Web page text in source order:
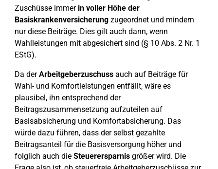
Zuschüsse immerin voller Höhe der
Basiskrankenversicherung zugeordnet und mindern
nur diese Beiträge. Dies gilt auch dann, wenn
Wahlleistungen mit abgesichert sind (§ 10 Abs. 2 Nr. 1
EStG).
Da derArbeitgeberzuschuss auch auf Beiträge für
Wahl- und Komfortleistungen entfällt, wäre es
plausibel, ihn entsprechend der
Beitragszusammensetzung aufzuteilen auf
Basisabsicherung und Komfortabsicherung. Das
würde dazu führen, dass der selbst gezahlte
Beitragsanteil für die Basisversorgung höher und
folglich auch die Steuerersparnis größer wird. Die